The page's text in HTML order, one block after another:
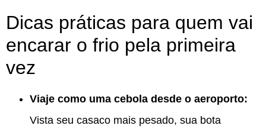
Dicas práticas para quem vai
encarar o frio pela primeira
vez
Viaje como uma cebola desde o aeroporto:
Vista seu casaco mais pesado, sua bota